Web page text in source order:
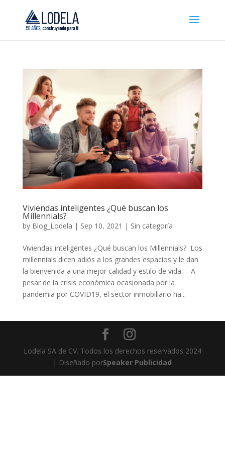
Viviendas inteligentes ¿Qué buscan los
Millennials?
by Blog_Lodela | Sep 10, 2021 | Sin categoría
Viviendas inteligentes ¿Qué buscan los Millennials? Los
millennials dicen adiós a los grandes espacios y le dan
la bienvenida a una mejor calidad y estilo de vida. A
pesar de la crisis económica ocasionada por la
pandemia por COVID19, el sector inmobiliario ha...
Lodela SA de CV. Todos los derechos reservados 2024
| Diseñado porSpeaker Publicidad